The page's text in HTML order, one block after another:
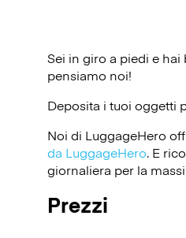
Sei in giro a piedi e
pensiamo noi!
Deposita i tuoi oggetti
Noi di LuggageHero
da LuggageHero. E
giornaliera per la
Prezzi